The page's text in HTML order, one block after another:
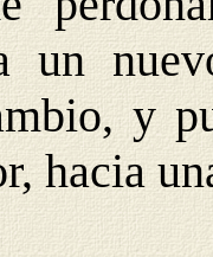
un
y
hacia